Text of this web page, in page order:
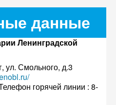
данные
Ленинградской
ул. Смольного, д.3
горячей линии : 8-